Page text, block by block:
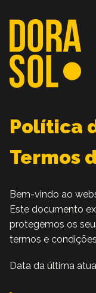
Política
Termos
Bem-vindo ao
Este documento
protegemos os
termos e
Data da última